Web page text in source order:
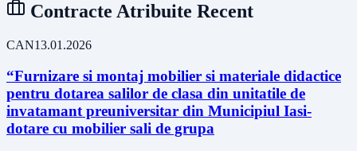
Contracte Atribuite Recent
CAN13.01.2026
“Furnizare si montaj mobilier si materiale didactice
pentru dotarea salilor de clasa din unitatile de
invatamant preuniversitar din Municipiul Iasi-
dotare cu mobilier sali de grupa